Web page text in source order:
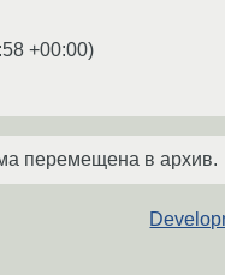
+00:00)
перемещена в архив.